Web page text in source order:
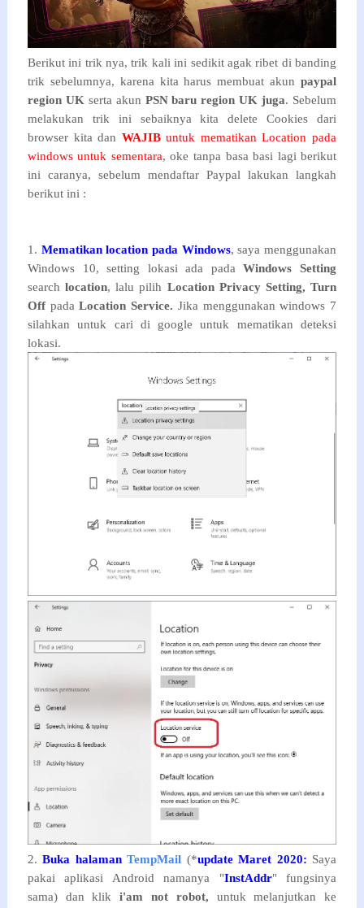
Berikut ini trik nya, trik kali ini sedikit agak ribet di banding
trik sebelumnya, karena kita harus membuat akunpaypal
region UK serta akun PSN baru region UK juga. Sebelum
melakukan trik ini sebaiknya kita delete Cookies dari
browser kita dan WAJIB untuk mematikan Location pada
windows untuk sementara, oke tanpa basa basi lagi berikut
ini caranya, sebelum mendaftar Paypal lakukan langkah
berikut ini :
1. Mematikan location pada Windows, saya menggunakan
Windows 10, setting lokasi ada padaWindows Setting
searchlocation, lalu pilih Location Privacy Setting, Turn
Off pada Location Service. Jika menggunakan windows 7
silahkan untuk cari di google untuk mematikan deteksi
lokasi.
2.Buka halamanTempMail (*update Maret 2020: Saya
pakai aplikasi Android namanya "InstAddr" fungsinya
sama) dan kliki'am not robot, untuk melanjutkan ke